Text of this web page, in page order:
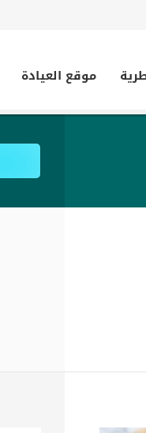
موقع العيادة